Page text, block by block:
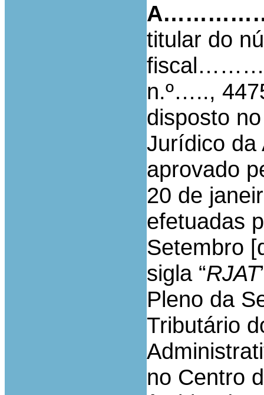
A…………….,
titular do
n.º…..,
disposto
Jurídico da
aprovado
20 de
efetuadas
Setembro
sigla “RJAT
Pleno da
Tributário
no Centro